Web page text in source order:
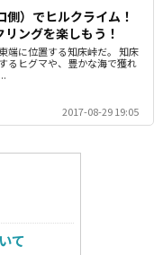
）でヒルクライム！
ングを楽しもう！
端に位置する知床峠だ。 知床
るヒグマや、豊かな海で獲れ
2017-08-29 19:05
て